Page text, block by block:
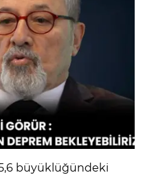
büyüklüğündeki